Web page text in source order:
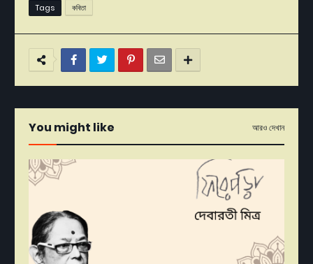
Tags কবিতা
You might like আরও দেখান